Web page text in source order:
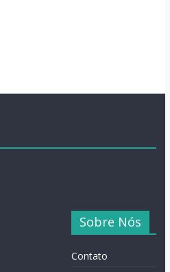
Sobre Nós
Contato